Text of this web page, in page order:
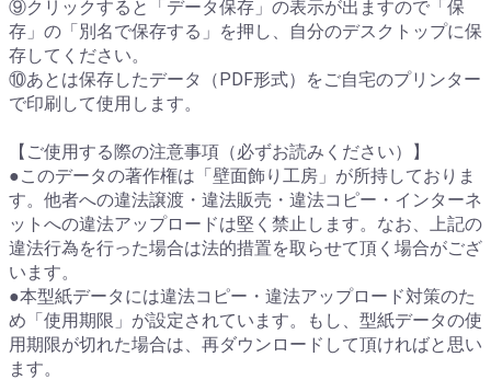
⑨クリックすると「データ保存」の表示が出ますので「保
存」の「別名で保存する」を押し、自分のデスクトップに保
存してください。
⑩あとは保存したデータ（PDF形式）をご自宅のプリンター
で印刷して使用します。
【ご使用する際の注意事項（必ずお読みください）】
●このデータの著作権は「壁面飾り工房」が所持しておりま
す。他者への違法譲渡・違法販売・違法コピー・インターネ
ットへの違法アップロードは堅く禁止します。なお、上記の
違法行為を行った場合は法的措置を取らせて頂く場合がござ
います。
●本型紙データには違法コピー・違法アップロード対策のた
め「使用期限」が設定されています。もし、型紙データの使
用期限が切れた場合は、再ダウンロードして頂ければと思い
ます。